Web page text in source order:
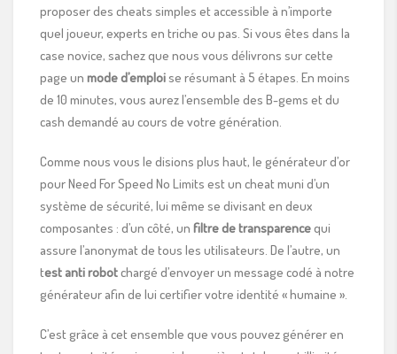
proposer des cheats simples et accessible à n’importe
quel joueur, experts en triche ou pas. Si vous êtes dans la
case novice, sachez que nous vous délivrons sur cette
page un mode d’emploise résumant à 5 étapes. En moins
de 10 minutes, vous aurez l’ensemble des B-gems et du
cash demandé au cours de votre génération.
Comme nous vous le disions plus haut, le générateur d’or
pour Need For Speed No Limits est un cheat muni d’un
système de sécurité, lui même se divisant en deux
composantes : d’un côté, un filtre de transparencequi
assure l’anonymat de tous les utilisateurs. De l’autre, un
test anti robotchargé d’envoyer un message codé à notre
générateur afin de lui certifier votre identité « humaine ».
C’est grâce à cet ensemble que vous pouvez générer en